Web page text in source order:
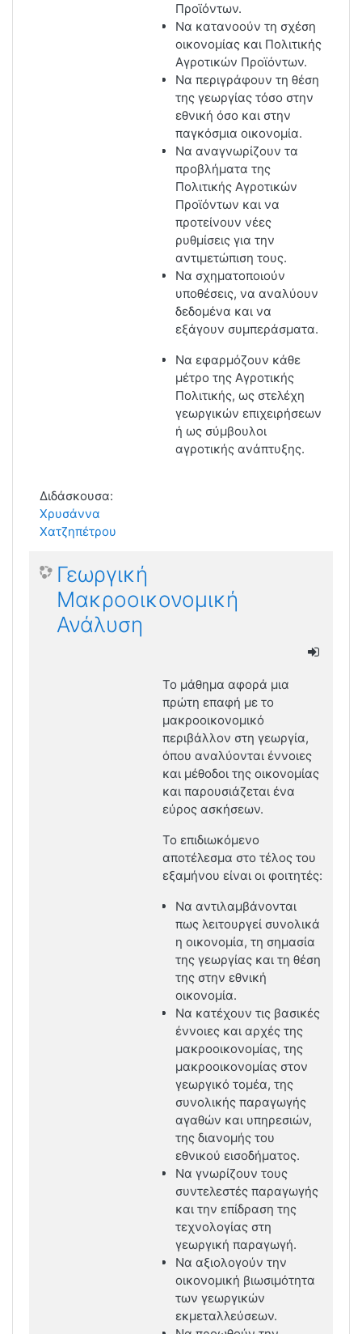
Προϊόντων.
Να κατανοούν τη σχέση
οικονομίας και Πολιτικής
Αγροτικών Προϊόντων.
Να περιγράφουν τη θέση
της γεωργίας τόσο στην
εθνική όσο και στην
παγκόσμια οικονομία.
Να αναγνωρίζουν τα
προβλήματα της
Πολιτικής Αγροτικών
Προϊόντων και να
προτείνουν νέες
ρυθμίσεις για την
αντιμετώπιση τους.
Να σχηματοποιούν
υποθέσεις, να αναλύουν
δεδομένα και να
εξάγουν συμπεράσματα.
Να εφαρμόζουν κάθε
μέτρο της Αγροτικής
Πολιτικής, ως στελέχη
γεωργικών επιχειρήσεων
ή ως σύμβουλοι
αγροτικής ανάπτυξης.
Διδάσκουσα:
Χρυσάννα
Χατζηπέτρου
Γεωργική
Μακροοικονομική
Ανάλυση
Το μάθημα αφορά μια
πρώτη επαφή με το
μακροοικονομικό
περιβάλλον στη γεωργία,
όπου αναλύονται έννοιες
και μέθοδοι της οικονομίας
και παρουσιάζεται ένα
εύρος ασκήσεων.
Το επιδιωκόμενο
αποτέλεσμα στο τέλος του
εξαμήνου είναι οι φοιτητές:
Να αντιλαμβάνονται
πως λειτουργεί συνολικά
η οικονομία, τη σημασία
της γεωργίας και τη θέση
της στην εθνική
οικονομία.
Να κατέχουν τις βασικές
έννοιες και αρχές της
μακροοικονομίας, της
μακροοικονομίας στον
γεωργικό τομέα, της
συνολικής παραγωγής
αγαθών και υπηρεσιών,
της διανομής του
εθνικού εισοδήματος.
Να γνωρίζουν τους
συντελεστές παραγωγής
και την επίδραση της
τεχνολογίας στη
γεωργική παραγωγή.
Να αξιολογούν την
οικονομική βιωσιμότητα
των γεωργικών
εκμεταλλεύσεων.